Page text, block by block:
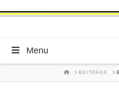
Menu
HOMEBEITRÄGE